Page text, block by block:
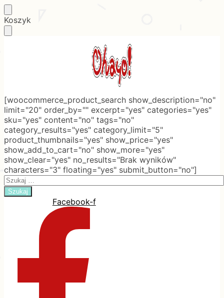
Skip
to
Skip
to
Koszyk
[woocommerce_product_search show_description="no"
limit="20" order_by="" excerpt="yes" categories="yes"
sku="yes" content="no" tags="no"
category_results="yes" category_limit="5"
product_thumbnails="yes" show_price="yes"
show_add_to_cart="no" show_more="yes"
show_clear="yes" no_results="Brak wyników"
characters="3" floating="yes" submit_button="no"]
Search
for:
Facebook-f